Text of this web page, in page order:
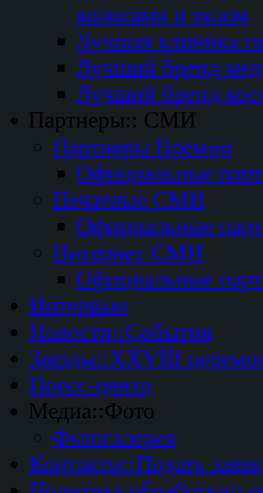
волосами и телом
Лучшая клиника
Лучший бренд
Лучший бренд
Партнеры:: СМИ
Партнеры Премии
Официальные
Печатные СМИ
Официальные
Интернет СМИ
Официальные
Интервью
Новости::События
Звезды::XXVIII
Пресс-центр
Медиа::Фото
Фотогалерея
Контакты::Подать